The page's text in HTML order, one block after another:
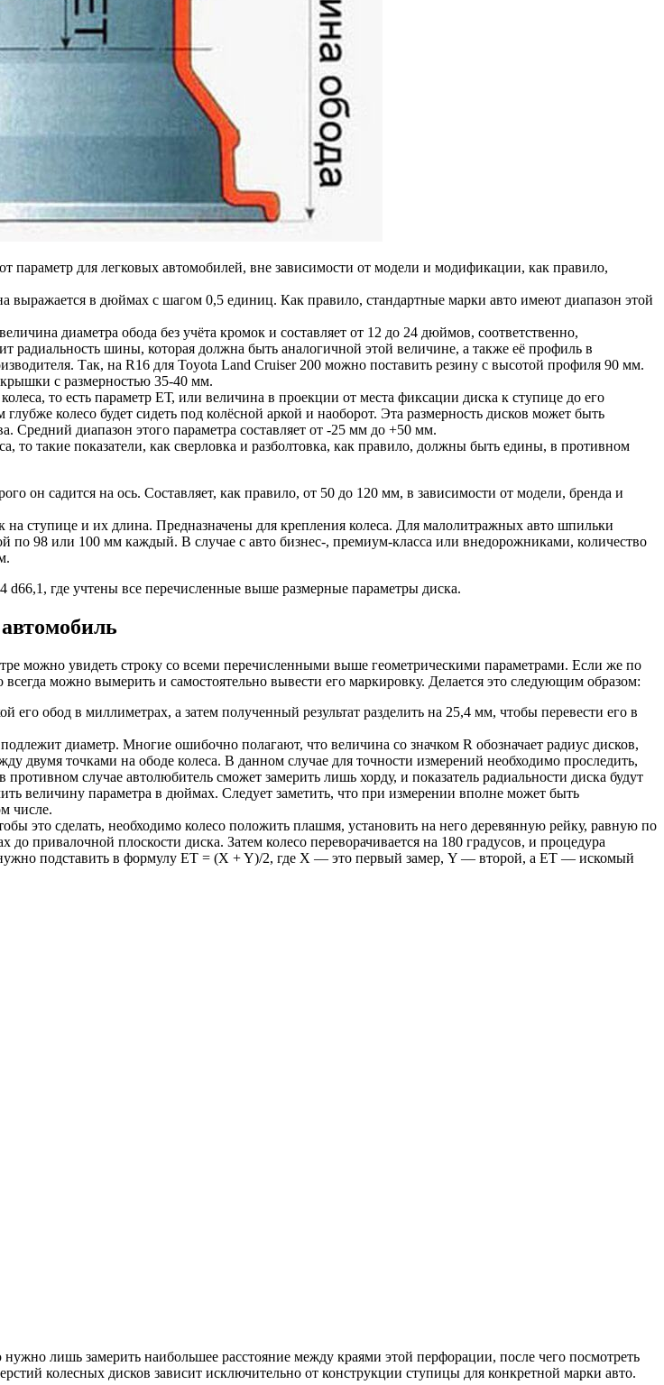
для легковых автомобилей, вне зависимости от модели и модификации, как правило,
выражается в дюймах с шагом 0,5 единиц. Как правило, стандартные марки авто имеют диапазон этой
диаметра обода без учёта кромок и составляет от 12 до 24 дюймов, соответственно,
радиальность шины, которая должна быть аналогичной этой величине, а также её профиль в
Так, на R16 для Toyota Land Cruiser 200 можно поставить резину с высотой профиля 90 мм.
с размерностью 35-40 мм.
то есть параметр ЕТ, или величина в проекции от места фиксации диска к ступице до его
колесо будет сидеть под колёсной аркой и наоборот. Эта размерность дисков может быть
Средний диапазон этого параметра составляет от -25 мм до +50 мм.
то такие показатели, как сверловка и разболтовка, как правило, должны быть едины, в противном
он садится на ось. Составляет, как правило, от 50 до 120 мм, в зависимости от модели, бренда и
на ступице и их длина. Предназначены для крепления колеса. Для малолитражных авто шпильки
по 98 или 100 мм каждый. В случае с авто бизнес-, премиум-класса или внедорожниками, количество
d66,1, где учтены все перечисленные выше размерные параметры диска.
можно увидеть строку со всеми перечисленными выше геометрическими параметрами. Если же по
можно вымерить и самостоятельно вывести его маркировку. Делается это следующим образом:
обод в миллиметрах, а затем полученный результат разделить на 25,4 мм, чтобы перевести его в
диаметр. Многие ошибочно полагают, что величина со значком R обозначает радиус дисков,
двумя точками на ободе колеса. В данном случае для точности измерений необходимо проследить,
случае автолюбитель сможет замерить лишь хорду, и показатель радиальности диска будут
величину параметра в дюймах. Следует заметить, что при измерении вполне может быть
числе.
это сделать, необходимо колесо положить плашмя, установить на него деревянную рейку, равную по
привалочной плоскости диска. Затем колесо переворачивается на 180 градусов, и процедура
нужно подставить в формулу ЕТ = (X + Y)/2, где Х — это первый замер, Y — второй, а ЕТ — искомый
лишь замерить наибольшее расстояние между краями этой перфорации, после чего посмотреть
колесных дисков зависит исключительно от конструкции ступицы для конкретной марки авто.